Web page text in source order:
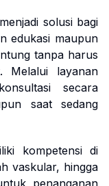
solusi bagi
edukasi maupun
tanpa harus
Melalui layanan
secara
saat sedang
kompetensi di
vaskular, hingga
penanganan